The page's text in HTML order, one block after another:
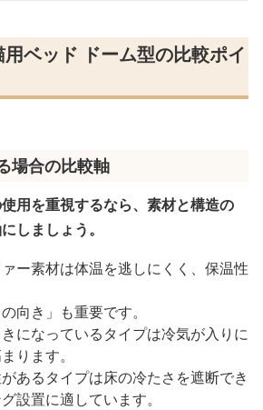
ベッド ドーム型の比較ポイ
場合の比較軸
用を重視するなら、素材と構造の
しましょう。
ー素材は体温を逃しにくく、保温性
向き」も重要です。
になっているタイプは冷気が入りに
ります。
あるタイプは床の冷たさを遮断でき
設置に適しています。